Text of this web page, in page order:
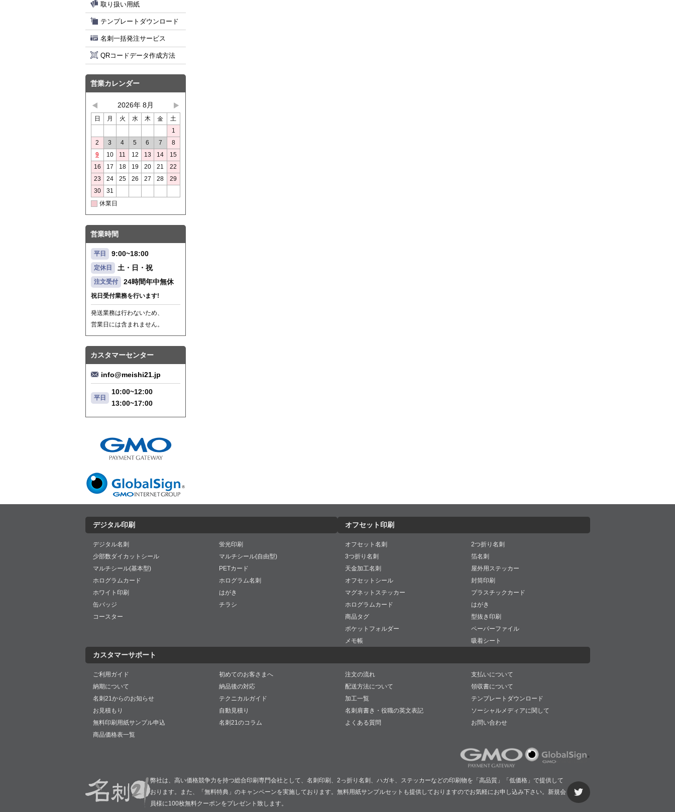
取り扱い用紙
テンプレートダウンロード
名刺一括発注サービス
QRコードデータ作成方法
営業カレンダー
2026年 8月
日 月 火 水 木 金
土
1
2
3 4 5 6 7
8
9
10 11 12 13 14
15
16
17 18 19 20 21
22
23
24 25 26 27 28
29
30
31
休業日
営業時間
平日 9:00~18:00
定休日 土・日・祝
注文受付 24時間年中無休
祝日受付業務を行います!
発送業務は行わないため、
営業日には含まれません。
カスタマーセンター
info@meishi21.jp
平日
10:00~12:00
13:00~17:00
デジタル印刷
デジタル名刺
蛍光印刷
少部数ダイカットシール
マルチシール(自由型)
マルチシール(基本型)
PETカード
ホログラムカード
ホログラム名刺
ホワイト印刷
はがき
缶バッジ
チラシ
コースター
オフセット印刷
オフセット名刺
2つ折り名刺
3つ折り名刺
箔名刺
天金加工名刺
屋外用ステッカー
オフセットシール
封筒印刷
マグネットステッカー
プラスチックカード
ホログラムカード
はがき
商品タグ
型抜き印刷
ポケットフォルダー
ペーパーファイル
メモ帳
吸着シート
カスタマーサポート
ご利用ガイド 初めてのお客さまへ 注文の流れ
支払いについて
納期について
納品後の対応 配送方法について
領収書について
名刺21からのお知らせ
テクニカルガイド 加工一覧
テンプレートダウンロード
お見積もり
自動見積り 名刺肩書き・役職の英文表記
ソーシャルメディアに関して
無料印刷用紙サンプル申込
名刺21のコラム よくある質問
お問い合わせ
商品価格表一覧
弊社は、高い価格競争力を持つ総合印刷専門会社として、名刺印刷、2っ折り名刺、ハガキ、ステッカーなどの印刷物を「高品質」「低価格」で提供して
おります。また、「無料特典」のキャンペーンを実施しております。無料用紙サンプルセットも提供しておりますのでお気軽にお申し込み下さい。新規会
員様に100枚無料クーポンをプレゼント致します。